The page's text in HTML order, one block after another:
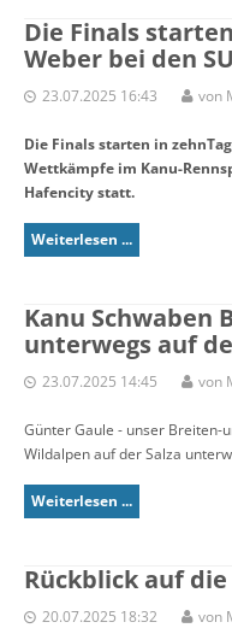
Die Finals
Weber bei den
23.07.2025 16:43 von
Die Finals starten in
Wettkämpfe im Kanu-
Hafencity statt.
Weiterlesen ...
Kanu Schwaben
unterwegs auf
23.07.2025 14:45 von
Günter Gaule - unser Breiten-
Wildalpen auf der Salza
Weiterlesen ...
Rückblick auf
20.07.2025 18:32 von